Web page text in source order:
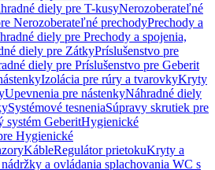
diely pre T-kusyNerozoberateľné
Nerozoberateľné prechodyPrechody a
diely pre Prechody a spojenia,
diely pre ZátkyPríslušenstvo pre
diely pre Príslušenstvo pre Geberit
Izolácia pre rúry a tvarovkyKryty
Upevnenia pre nástenkyNáhradné diely
Systémové tesneniaSúpravy skrutiek pre
systém GeberitHygienické
Hygienické
KábleRegulátor prietokuKryty a
a ovládania splachovania WC s